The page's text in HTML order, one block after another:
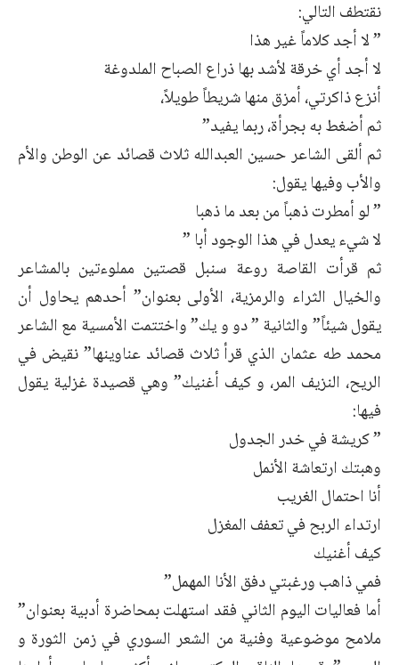
نقتطف التالي:
” لا أجد كلاماً غير هذا
لا أجد أي خرقة لأشد بها ذراع الصباح الملدوغة
أنزع ذاكرتي، أمزق منها شريطاً طويلاً،
ثم أضغط به بجرأة، ربما يفيد”
ثم ألقى الشاعر حسين العبدالله ثلاث قصائد عن الوطن والأم
والأب وفيها يقول:
” لو أمطرت ذهباً من بعد ما ذهبا
لا شيء يعدل في هذا الوجود أبا ”
ثم قرأت القاصة روعة سنبل قصتين مملوءتين بالمشاعر
والخيال الثراء والرمزية، الأولى بعنوان” أحدهم يحاول أن
يقول شيئاً” والثانية ” دو و يك” واختتمت الأمسية مع الشاعر
محمد طه عثمان الذي قرأ ثلاث قصائد عناوينها” نقيض في
الريح، النزيف المر، و كيف أغنيك” وهي قصيدة غزلية يقول
فيها:
” كريشة في خدر الجدول
وهبتك ارتعاشة الأنمل
أنا احتمال الغريب
ارتداء الربح في تعفف المغزل
كيف أغنيك
فمي ذاهب ورغبتي دفق الأنا المهمل”
أما فعاليات اليوم الثاني فقد استهلت بمحاضرة أدبية بعنوان”
ملامح موضوعية وفنية من الشعر السوري في زمن الثورة و